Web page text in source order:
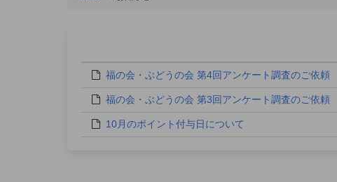
福の会・ぶどうの会 第4回アンケート調査のご依頼
福の会・ぶどうの会 第3回アンケート調査のご依頼
10月のポイント付与日について